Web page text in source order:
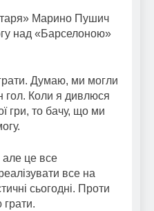
Марино Пушич
над «Барселоною»
Думаю, ми могли
гол. Коли я дивлюся
гри, то бачу, що ми
але це все
все на
сьогодні. Проти